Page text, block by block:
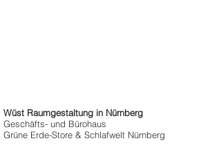
Wüst Raumgestaltung in Nürnberg
Geschäfts- und Bürohaus
Grüne Erde-Store & Schlafwelt Nürnberg